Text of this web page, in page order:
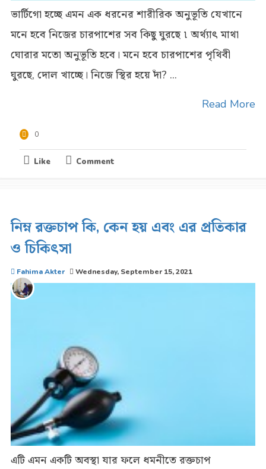
ভার্টিগো হচ্ছে এমন এক ধরনের শারীরিক অনুভূতি যেখানে
মনে হবে নিজের চারপাশের সব কিছু ঘুরছে ৷ অর্থ্যাৎ মাথা
ঘোরার মতো অনুভূতি হবে। মনে হবে চারপাশের পৃথিবী
ঘুরছে, দোল খাচ্ছে। নিজে স্থির হয়ে দাঁ? ...
Read More
0
Like Comment
নিম্ন রক্তচাপ কি, কেন হয় এবং এর প্রতিকার
ও চিকিৎসা
Fahima Akter Wednesday, September 15, 2021
এটি এমন একটি অবস্থা যার ফলে ধমনীতে রক্তচাপ